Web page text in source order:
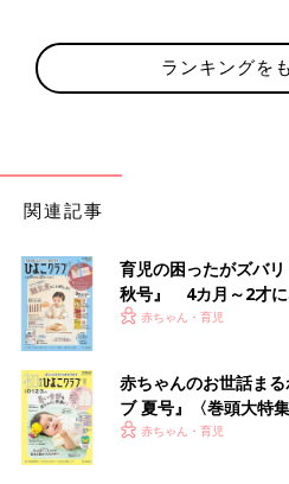
限定公開「し
一大センセーシ
ク『31歳BLマン
ら早何年…。『
御手洗直子
Profile pixivで大人気。累計閲覧数
エッセイスト。なんでそんなにネ
人。既刊に「3
ームプログラマーが婚活するとこ
女子になると、人生こうなる！～
が止まらない育児日記」「さらに
記」（ベネッセコーポレーション
数話限定公開中。
御手洗直子twitter：
＠
ランキングを
関連記事
育児の困ったがズバ
秋号』 4カ月～2才に
いっぱい！
赤ちゃん・育児
赤ちゃんのお世話ま
ブ 夏号』〈巻頭大特
く！ おっぱい・ミル
赤ちゃん・育児